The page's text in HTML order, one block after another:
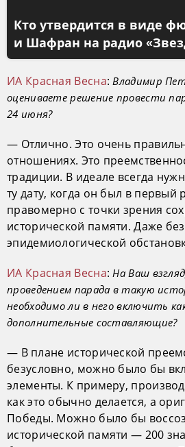
Кто утвердится в виде
и Шафран на радио
ИА Красная Весна:Владимир
оцениваете решение провести
24 июня?
— Отлично. Это очень
отношениях. Это
традиции. В идеале всегда
ту дату, когда он был в первый
правомерно с точки зрения
исторической памяти. Даже
эпидемиологической
ИА Красная Весна:На Ваш
проведением парада в такую
необходимо ли в него включить
дополнительные составляющие?
— В плане исторической
безусловно, можно было бы
элементы. К примеру,
как это обычно делается, а
Победы. Можно было бы
исторической памяти — 200